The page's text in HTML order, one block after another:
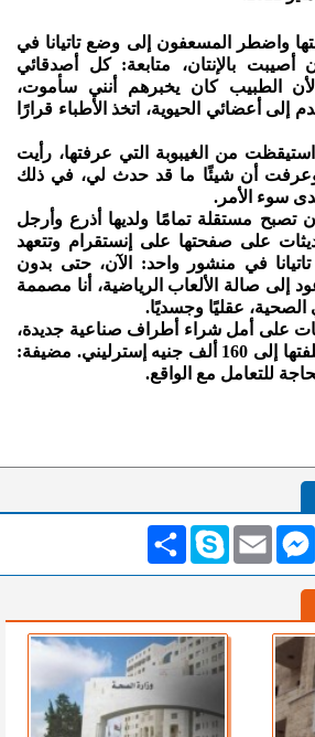
واضطر المسعفون إلى وضع تاتيانا في
أصيبت بالإنتان، متابعة: كل أصدقائي
لأن الطبيب كان يخبرهم أنني سأموت،
أعضائي الحيوية، اتخذ الأطباء قرارًا
من الغيبوبة التي عرفتها، رأيت
أن شيئًا ما قد حدث لي، في ذلك
سوء الأمر.
تصبح مستقلة تمامًا ولديها أذرع وأرجل
على صفحتها على إنستقرام وتتعهد
تاتيانا في منشور واحد: الآن، حتى بدون
إلى صالة الألعاب الرياضية، أنا مصممة
عقليًا وجسديًا.
على أمل شراء أطراف صناعية جديدة،
والتي يمكن أن تصل تكلفتها إلى 160 ألف جنيه إسترليني. مضيفة:
للتعامل مع الواقع.
انشر Skype Email
Messenger